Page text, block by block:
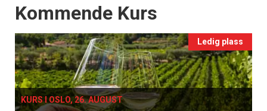
Events
Kommende Kurs
Ledig plass
KURS I OSLO, 26. AUGUST